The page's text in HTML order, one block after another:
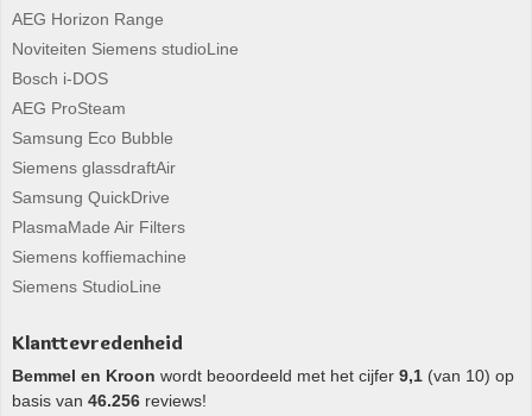
AEG Horizon Range
Noviteiten Siemens studioLine
Bosch i-DOS
AEG ProSteam
Samsung Eco Bubble
Siemens glassdraftAir
Samsung QuickDrive
PlasmaMade Air Filters
Siemens koffiemachine
Siemens StudioLine
Klanttevredenheid
Bemmel en Kroon wordt beoordeeld met het cijfer 9,1 (van 10) op
basis van 46.256 reviews!